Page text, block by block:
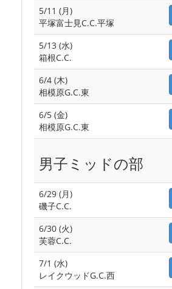
5/11 (月)
平塚富士見C.C.平塚
5/13 (水)
箱根C.C.
6/4 (木)
相模原G.C.東
6/5 (金)
相模原G.C.東
男子ミッドの部
6/29 (月)
磯子C.C.
6/30 (火)
芙蓉C.C.
7/1 (水)
レイクウッドG.C.西